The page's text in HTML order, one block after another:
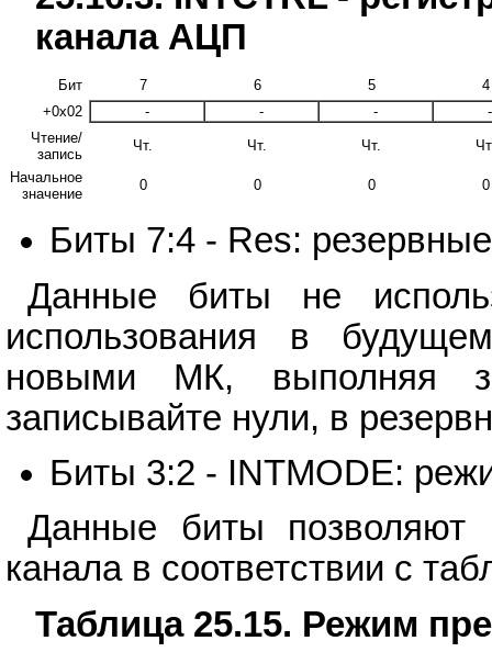
канала АЦП
Бит 7 6 5
4
+0x02
- - -
-
Чтение/
запись
Чт. Чт. Чт.
Начальное
значение
0 0 0 0
Биты 7:4 - Res:
Данные биты не
использования в
новыми МК, выполняя
записывайте нули, в
Биты 3:2 - INTMODE:
Данные биты позволяют
канала в соответствии с
Таблица 25.15. Режим